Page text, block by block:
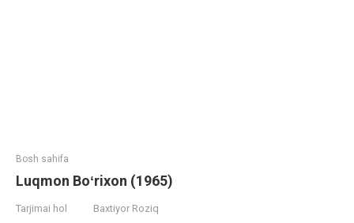
Bosh sahifa
Luqmon Boʻrixon (1965)
Tarjimai hol Baxtiyor Roziq